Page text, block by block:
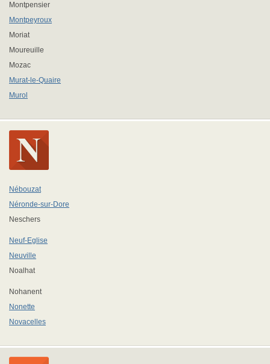
Montpensier
Montpeyroux
Moriat
Moureuille
Mozac
Murat-le-Quaire
Murol
Nébouzat
Néronde-sur-Dore
Neschers
Neuf-Eglise
Neuville
Noalhat
Nohanent
Nonette
Novacelles